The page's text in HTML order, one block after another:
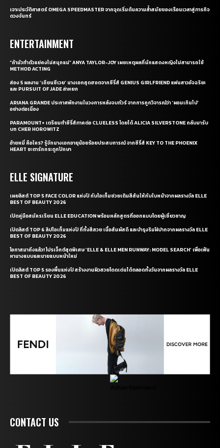
เจาะประวัติศาสตร์ OMEGA SPEEDMASTER จากจุดเริ่มต้นความล้ำสมัยของเรือนเวลาสู่ภารกิจ
ดวงจันทร์
ENTERTAINMENT
“ถ้ามัวทำตัวแย่คงไม่สนุกแน่” ANYA TAYLOR-JOY เผยเหตุผลที่นักแสดงหญิงไม่สามารถใช้
METHOD ACTING
ส่อง 5 ผลงาน ‘เถียนซีเวย’ นางเอกสุดฮอตจากซีรี่ส์ GENIUS GIRLFRIEND แฟนสาวอัจฉริยะ
และ PURSUIT OF JADE ล่าหยก
ARIANA GRANDE ประกาศพักงานในวงการหลังจบทัวร์ จากการถูกวิจารณ์ว่า ‘ผอมเกินไป’
อย่างต่อเนื่อง
PARAMOUNT+ เตรียมทำซีรี่ส์ภาคต่อ CLUELESS โดยได้ ALICIA SILVERSTONE กลับมารับ
บท CHER HOROWITZ
อ้ายหมี่ คือใคร? รู้จักนางเอกอายุน้อยร้อยประสบการณ์ จากซีรี่ส์ KEY TO THE PHOENIX
HEART ชะตารักกระดูกปักษา
ELLE SIGNATURE
เผยลิสต์ TOP 5 FACE COLOR แห่งปี กับไอเท็มช่วยเติมสีสันให้กับใบหน้าจากผลรางวัล ELLE
BEST OF BEAUTY 2026
เปิดคู่มือสมัครเรียน ELLE EDUCATION พร้อมหลักสูตรที่ออกแบบโดยผู้เชี่ยวชาญ
เปิดลิสต์ TOP 6 ลิปไอเท็มแห่งปี ที่ทั้งสีสวย เนื้อสัมผัสดี และบำรุงริมฝีปากจากผลรางวัล ELLE
BEST OF BEAUTY 2026
โอกาสมาถึงแล้ว! โปรเจ็กต์สุดพิเศษ ‘ELLE & ELLE MEN RUNWAY: MODEL SEARCH’ เพื่อเฟ้น
หานางแบบและนายแบบหน้าใหม่
เปิดลิสต์ TOP 5 รองพื้นแห่งปี สร้างงานผิวสวยโดดเด่นได้ตลอดทั้งวันจากผลรางวัล ELLE
BEST OF BEAUTY 2026
CONTACT US